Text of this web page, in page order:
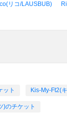
リコ/LAUSBUB)
ット Kis-My-Ft2(
)のチケット